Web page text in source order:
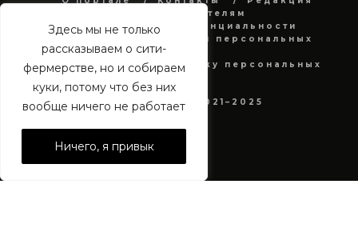
Здесь мы не только
рассказываем о сити-
фермерстве, но и собираем
куки, потому что без них
вообще ничего не работает
Ничего, я привык
Рекламодателям
Политика конфиденциальности
в отношении обработки персональных
данных
Согласие на обработку персональных
данных
city-farmer.ru 2021–2025